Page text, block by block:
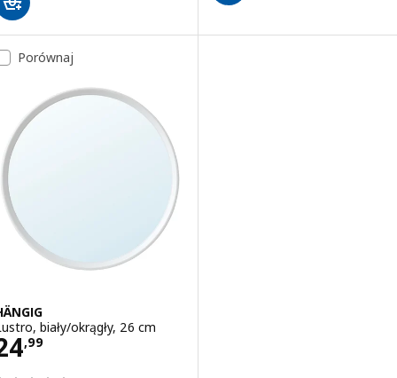
Porównaj
biały/okrągły, 26 cm
,99 24,99